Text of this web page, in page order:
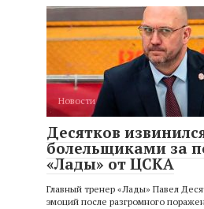
Новости
Десятков
болельщиками за
«Лады» от ЦСКА
Главный тренер «Лады» Павел
эмоций после разгромного